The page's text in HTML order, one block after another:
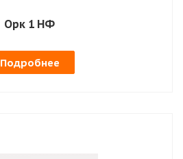
Орк 1 НФ
Подробнее